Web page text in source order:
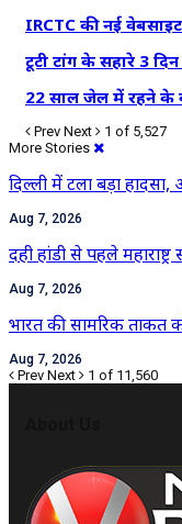
IRCTC की नई
टूटी टांग के सहारे 3
22 साल जेल में रहने के
Prev Next
1 of 5,527
More Stories
दिल्ली में टला बड़ा
Aug 7, 2026
दही हांडी से पहले
Aug 7, 2026
भारत की सामरिक ताकत
Aug 7, 2026
Prev Next 1 of 11,560